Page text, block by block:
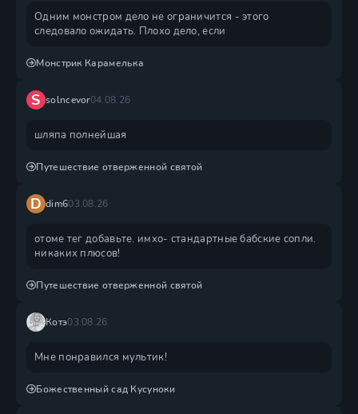
Одним монстром дело не ограничится - этого
следовало ожидать. Плохо дело, если
Монстрик Карамелька
S solncevor04.08.26
шляпа полнейшая
Путешествие отверженной святой
D dim603.08.26
отоме тег добавьте. имхо- стандартные бабские сопли.
никаких плюсов!
Путешествие отверженной святой
Котэ03.08.26
Мне понравился мультик!
Божественный сад Кусуноки